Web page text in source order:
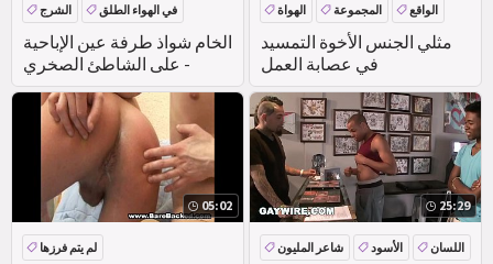
الخام شواذ طرفة عين الإباحية
على الشاطئ الصخري -
الشرج
في الهواء الطلق
الآسيوية
مثلي الجنس الأخوة التمسيد
في عصابة العمل
الهواة المجموعة الواقع
05:02
لم يتم فرزها
25:29
شاعر المليون الأسود
اللسان